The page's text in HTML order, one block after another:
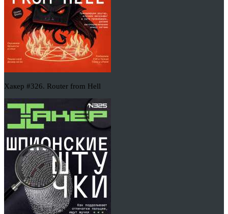
Хакер #326. Router from Hell